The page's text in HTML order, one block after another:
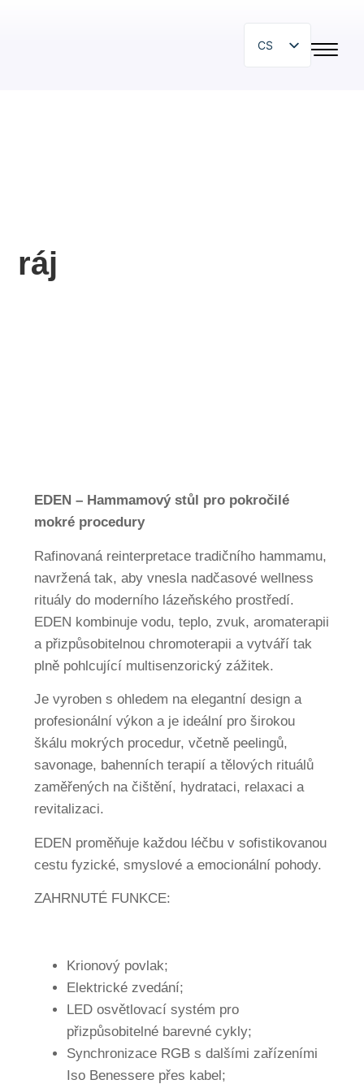
CS
ráj
EDEN – Hammamový stůl pro pokročilé
mokré procedury
Rafinovaná reinterpretace tradičního hammamu,
navržená tak, aby vnesla nadčasové wellness
rituály do moderního lázeňského prostředí.
EDEN kombinuje vodu, teplo, zvuk, aromaterapii
a přizpůsobitelnou chromoterapii a vytváří tak
plně pohlcující multisenzorický zážitek.
Je vyroben s ohledem na elegantní design a
profesionální výkon a je ideální pro širokou
škálu mokrých procedur, včetně peelingů,
savonage, bahenních terapií a tělových rituálů
zaměřených na čištění, hydrataci, relaxaci a
revitalizaci.
EDEN proměňuje každou léčbu v sofistikovanou
cestu fyzické, smyslové a emocionální pohody.
ZAHRNUTÉ FUNKCE:
Krionový povlak;
Elektrické zvedání;
LED osvětlovací systém pro
přizpůsobitelné barevné cykly;
Synchronizace RGB s dalšími zařízeními
Iso Benessere přes kabel;